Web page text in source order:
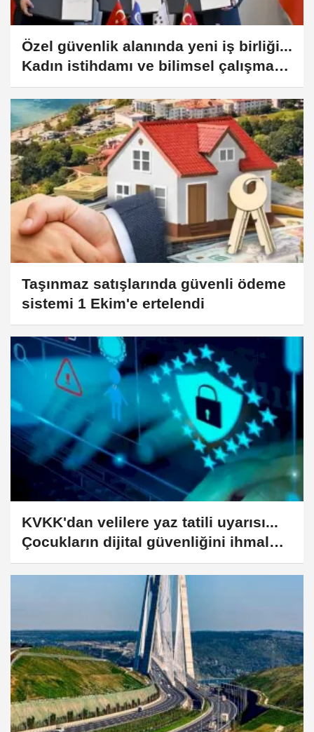
Özel güvenlik alanında yeni iş birliği...
Kadın istihdamı ve bilimsel çalışmalar
güçlendirilecek
Taşınmaz satışlarında güvenli ödeme
sistemi 1 Ekim'e ertelendi
KVKK'dan velilere yaz tatili uyarısı...
Çocukların dijital güvenliğini ihmal
etmeyin